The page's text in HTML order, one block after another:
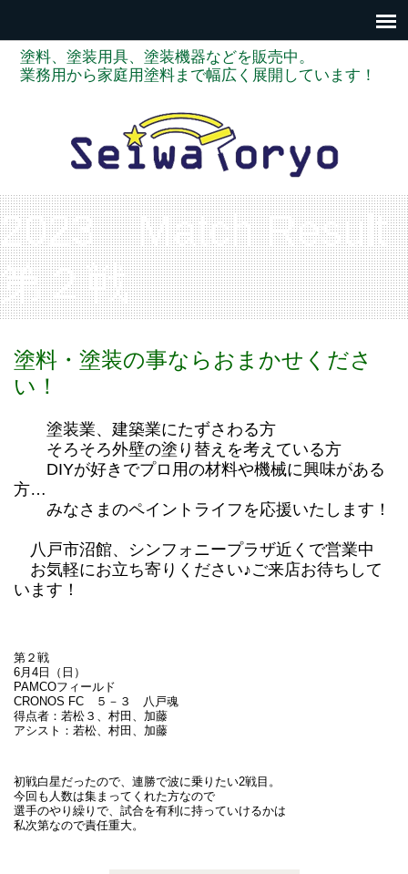
塗料、塗装用具、塗装機器などを販売中。
業務用から家庭用塗料まで幅広く展開しています！
2023 Match Result
第２戦
塗料・塗装の事ならおまかせくださ
い！
塗装業、建築業にたずさわる方
そろそろ外壁の塗り替えを考えている方
DIYが好きでプロ用の材料や機械に興味がある
方…
みなさまのペイントライフを応援いたします！
八戸市沼館、シンフォニープラザ近くで営業中
お気軽にお立ち寄りください♪ご来店お待ちして
います！
第２戦
6月4日（日）
PAMCOフィールド
CRONOS FC ５－３ 八戸魂
得点者：若松３、村田、加藤
アシスト：若松、村田、加藤
初戦白星だったので、連勝で波に乗りたい2戦目。
今回も人数は集まってくれた方なので
選手のやり繰りで、試合を有利に持っていけるかは
私次第なので責任重大。